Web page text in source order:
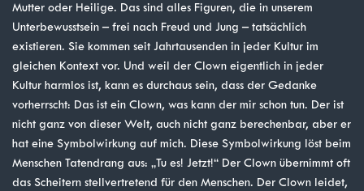
Mutter oder Heilige. Das sind alles Figuren, die in unserem
Unterbewusstsein – frei nach Freud und Jung – tatsächlich
existieren. Sie kommen seit Jahrtausenden in jeder Kultur im
gleichen Kontext vor. Und weil der Clown eigentlich in jeder
Kultur harmlos ist, kann es durchaus sein, dass der Gedanke
vorherrscht: Das ist ein Clown, was kann der mir schon tun. Der ist
nicht ganz von dieser Welt, auch nicht ganz berechenbar, aber er
hat eine Symbolwirkung auf mich. Diese Symbolwirkung löst beim
Menschen Tatendrang aus: „Tu es! Jetzt!“ Der Clown übernimmt oft
das Scheitern stellvertretend für den Menschen. Der Clown leidet,